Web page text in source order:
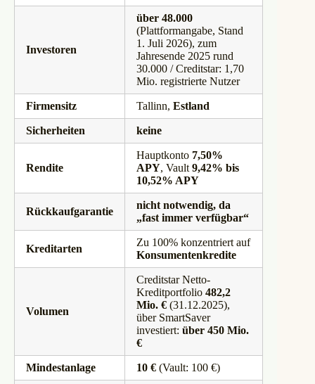
Investoren
über 48.000
(Plattformangabe, Stand
1. Juli 2026), zum
Jahresende 2025 rund
30.000 / Creditstar: 1,70
Mio. registrierte Nutzer
Firmensitz Tallinn, Estland
Sicherheiten keine
Rendite
Hauptkonto 7,50%
APY, Vault 9,42% bis
10,52% APY
Rückkaufgarantie
nicht notwendig, da
„fast immer verfügbar“
Kreditarten
Zu 100% konzentriert auf
Konsumentenkredite
Volumen
Creditstar Netto-
Kreditportfolio 482,2
Mio. €(31.12.2025),
über SmartSaver
investiert: über 450 Mio.
€
Mindestanlage 10 €(Vault: 100 €)